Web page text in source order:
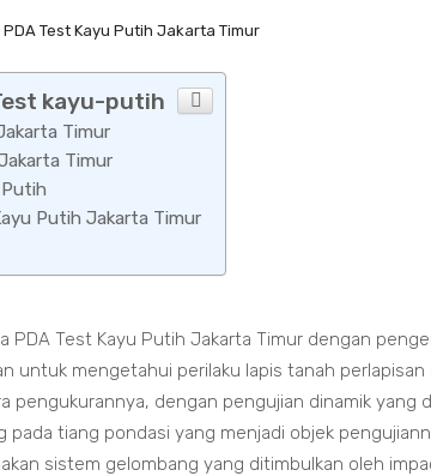
Test Kayu Putih Jakarta Timur
kayu-putih
Timur
Timur
Putih Jakarta Timur
PDA Test Kayu Putih Jakarta Timur dengan
untuk mengetahui perilaku lapis tanah
pengukurannya, dengan pengujian dinamik yang
pada tiang pondasi yang menjadi objek
sistem gelombang yang ditimbulkan oleh